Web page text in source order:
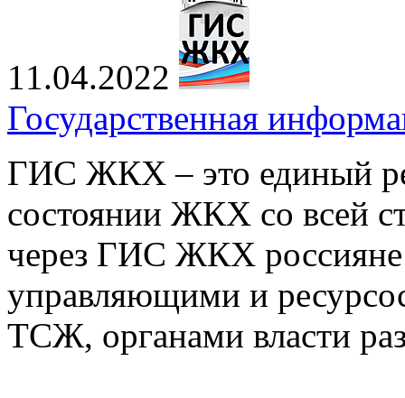
11.04.2022
Государственная
ГИС ЖКХ – это единый
состоянии ЖКХ со всей
через ГИС ЖКХ россияне
управляющими и
ТСЖ, органами власти